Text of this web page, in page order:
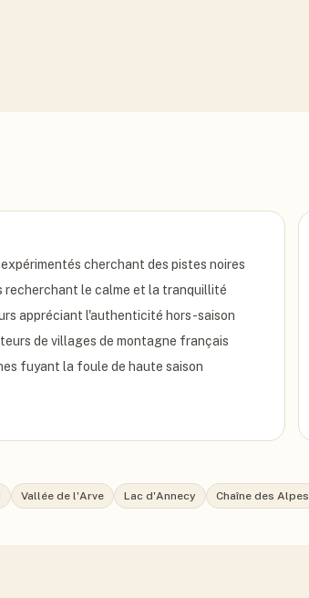
cherchant des pistes noires
recherchant le calme et la tranquillité
appréciant l'authenticité hors-saison
de villages de montagne français
fuyant la foule de haute saison
Vallée de l'Arve Lac d'Annecy Chaîne des Alpes